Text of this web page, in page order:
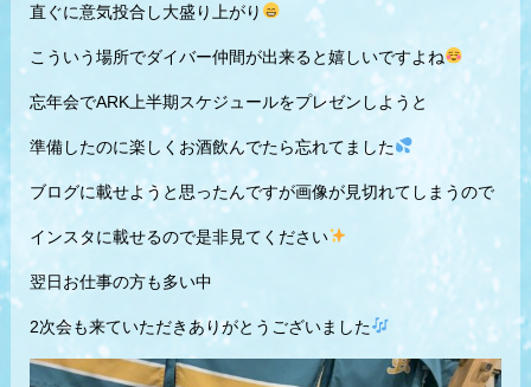
直ぐに意気投合し大盛り上がり
こういう場所でダイバー仲間が出来ると嬉しいですよね
忘年会でARK上半期スケジュールをプレゼンしようと
準備したのに楽しくお酒飲んでたら忘れてました
ブログに載せようと思ったんですが画像が見切れてしまうので
インスタに載せるので是非見てください
翌日お仕事の方も多い中
2次会も来ていただきありがとうございました